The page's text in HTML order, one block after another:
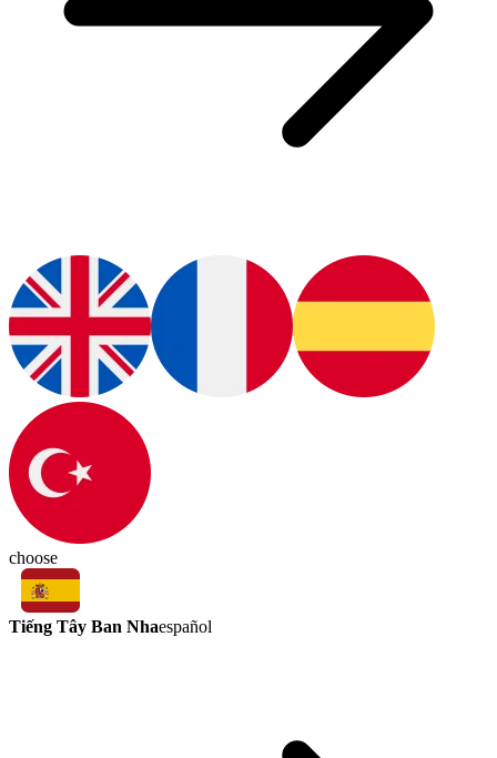
choose
Tiếng Tây Ban Nhaespañol